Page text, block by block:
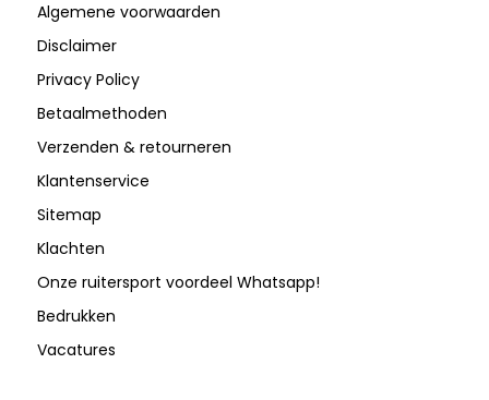
Algemene voorwaarden
Disclaimer
Privacy Policy
Betaalmethoden
Verzenden & retourneren
Klantenservice
Sitemap
Klachten
Onze ruitersport voordeel Whatsapp!
Bedrukken
Vacatures